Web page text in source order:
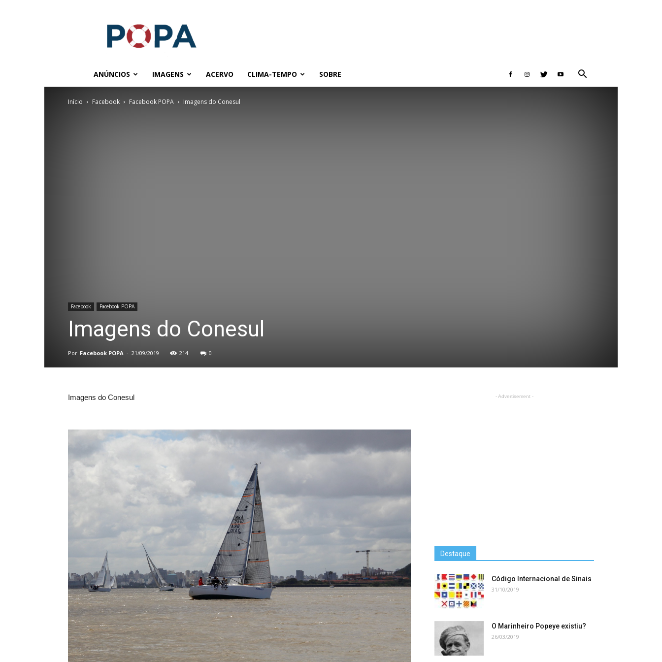
ANÚNCIOS IMAGENS ACERVO CLIMA-TEMPO SOBRE
Início Facebook Facebook POPA Imagens do Conesul
Facebook Facebook POPA
Imagens do Conesul
Por Facebook POPA - 21/09/2019 214 0
Imagens do Conesul - Advertisement -
Destaque
Código Internacional de Sinais
31/10/2019
O Marinheiro Popeye existiu?
26/03/2019